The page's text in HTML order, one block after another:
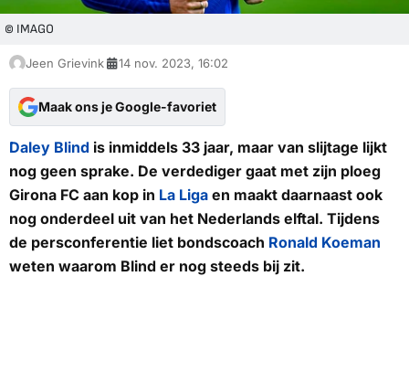
© IMAGO
Jeen Grievink 14 nov. 2023, 16:02
Maak ons je Google-favoriet
Daley Blind is inmiddels 33 jaar, maar van slijtage lijkt
nog geen sprake. De verdediger gaat met zijn ploeg
Girona FC aan kop in La Liga en maakt daarnaast ook
nog onderdeel uit van het Nederlands elftal. Tijdens
de persconferentie liet bondscoach Ronald Koeman
weten waarom Blind er nog steeds bij zit.